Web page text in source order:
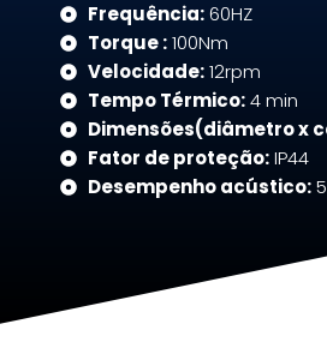
Frequência:60HZ
Torque :100Nm
Velocidade:12rpm
Tempo Térmico:4 min
Dimensões(diâmetro x
Fator de proteção:IP44
Desempenho acústico: